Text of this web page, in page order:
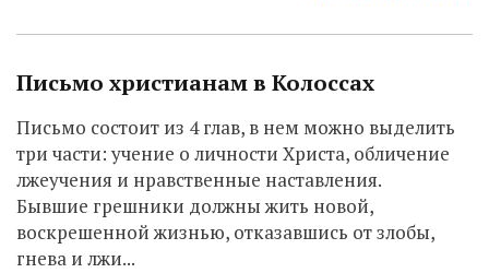
Письмо христианам в Колоссах
Письмо состоит из 4 глав, в нем можно выделить
три части: учение о личности Христа, обличение
лжеучения и нравственные наставления.
Бывшие грешники должны жить новой,
воскрешенной жизнью, отказавшись от злобы,
гнева и лжи...